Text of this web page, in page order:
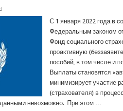
С 1 января 2022 года в
Федеральным законом
Фонд социального
проактивную
пособий, в том числе и
Выплаты становятся
минимизирует участие
(страхователя) в
невозможно. При этом …